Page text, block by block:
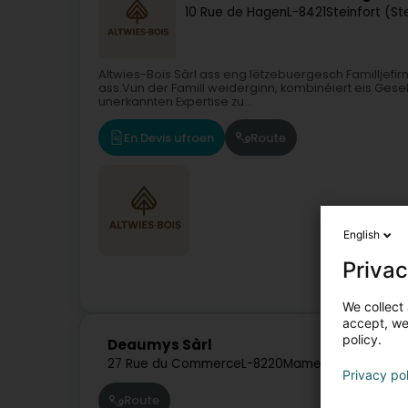
10 Rue de HagenL-8421Steinfort
Altwies-Bois Sàrl ass eng lëtzebuergesch
ass.Vun der Famill weiderginn, kombinéiert eis
unerkannten Expertise zu...
En Devis ufroen Route
Deaumys Sàrl
27 Rue du CommerceL-8220Mamer (Mamer)
Route
English
We
accept,
policy.
Privacy